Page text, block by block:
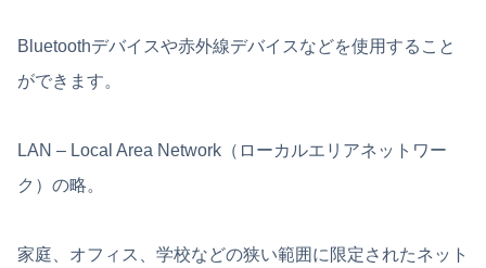
Bluetoothデバイスや赤外線デバイスなどを使用すること
ができます。
LAN – Local Area Network（ローカルエリアネットワー
ク）の略。
家庭、オフィス、学校などの狭い範囲に限定されたネット